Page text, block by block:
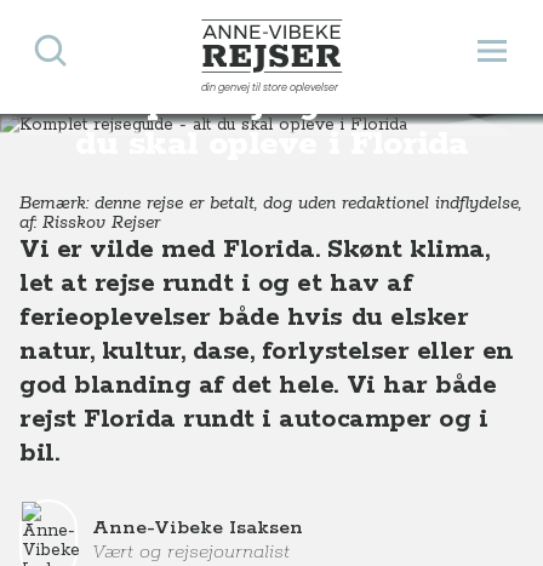
Anne-Vibeke Rejser
din genvej til store oplevelser
Åbn
Søg
Komplet rejseguide - alt
du skal opleve i Florida
Destinationer Nordamerika USA Florida Komplet rejseguide - alt du skal opleve i Florida
Bemærk: denne rejse er betalt, dog uden redaktionel indflydelse,
af: Risskov Rejser
Vi er vilde med Florida. Skønt klima,
let at rejse rundt i og et hav af
ferieoplevelser både hvis du elsker
natur, kultur, dase, forlystelser eller en
god blanding af det hele. Vi har både
rejst Florida rundt i autocamper og i
bil.
Anne-Vibeke Isaksen
Vært og rejsejournalist